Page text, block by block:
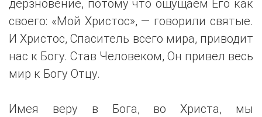
дерзновение, потому что ощущаем Его как
своего: «Мой Христос», — говорили святые.
И Христос, Спаситель всего мира, приводит
нас к Богу. Став Человеком, Он привел весь
мир к Богу Отцу.
Имея веру в Бога, во Христа, мы